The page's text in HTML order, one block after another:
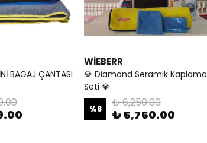
BAGAJ ÇANTASI
WİEBERR
💎 Diamond Seramik Kaplama
Seti 💎
%8 ₺ 6,250.00
₺ 5,750.00